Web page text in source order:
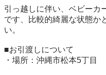
引っ越しに伴い、ベビーカ
です、比較的綺麗な状態か
い。
​■お引渡しについて
・場所：沖縄市松本5丁目